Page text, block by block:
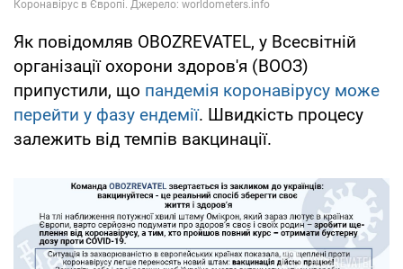
Як повідомляв OBOZREVATEL, у Всесвітній
організації охорони здоров'я (ВООЗ)
припустили, що пандемія коронавірусу може
перейти у фазу ендемії. Швидкість процесу
залежить від темпів вакцинації.